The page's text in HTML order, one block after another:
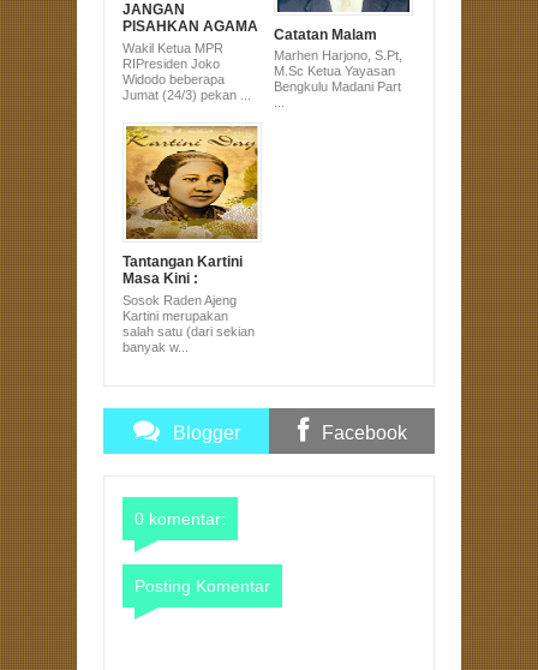
JANGAN
PISAHKAN AGAMA
DENGAN POLITIK
Wakil Ketua MPR
RIPresiden Joko
Widodo beberapa
Jumat (24/3) pekan ...
Catatan Malam
Marhen Harjono, S.Pt,
M.Sc Ketua Yayasan
Bengkulu Madani Part
Tantangan Kartini
Masa Kini :
Bukanlah Hanya
Sosok Wanita
Berkebaya yang
Gemar Menulis
Sosok Raden Ajeng
Kartini merupakan
salah satu (dari sekian
banyak w...
Blogger Facebook
0 komentar:
Posting Komentar